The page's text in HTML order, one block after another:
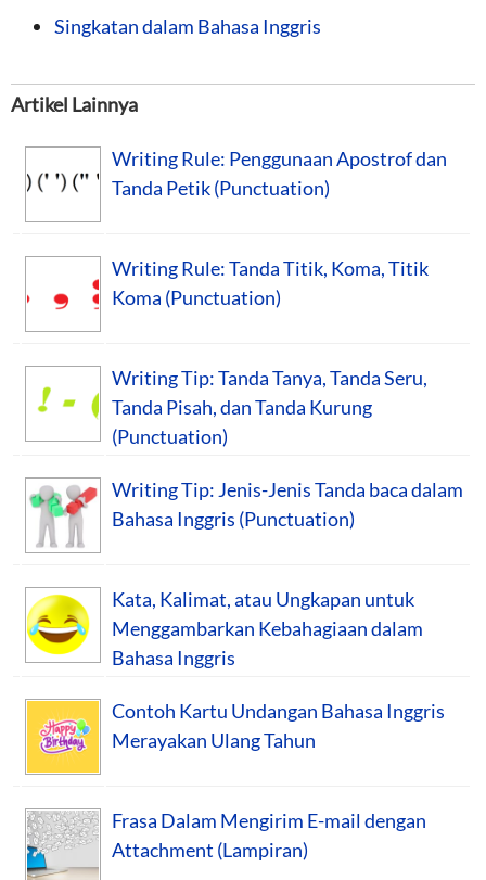
Singkatan dalam Bahasa Inggris
Artikel Lainnya
Writing Rule: Penggunaan Apostrof dan
Tanda Petik (Punctuation)
Writing Rule: Tanda Titik, Koma, Titik
Koma (Punctuation)
Writing Tip: Tanda Tanya, Tanda Seru,
Tanda Pisah, dan Tanda Kurung
(Punctuation)
Writing Tip: Jenis-Jenis Tanda baca dalam
Bahasa Inggris (Punctuation)
Kata, Kalimat, atau Ungkapan untuk
Menggambarkan Kebahagiaan dalam
Bahasa Inggris
Contoh Kartu Undangan Bahasa Inggris
Merayakan Ulang Tahun
Frasa Dalam Mengirim E-mail dengan
Attachment (Lampiran)